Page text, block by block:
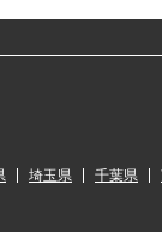
埼玉県 千葉県